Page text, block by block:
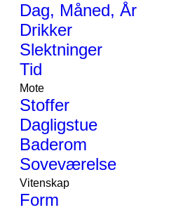
Dag, Måned, År
Drikker
Slektninger
Tid
Mote
Stoffer
Dagligstue
Baderom
Soveværelse
Vitenskap
Form